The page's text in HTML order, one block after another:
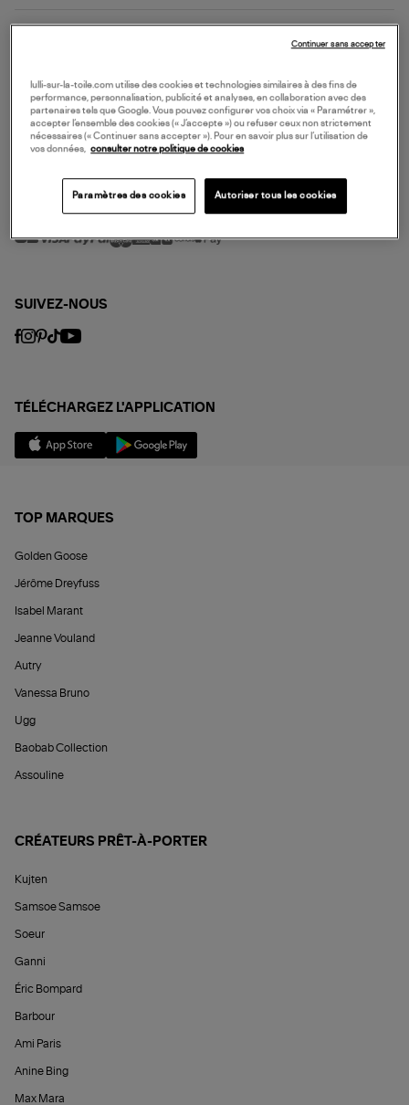
NOS SERVICES
SERVICE CLIENT
MODE DE PAIEMENT
SUIVEZ-NOUS
TÉLÉCHARGEZ L'APPLICATION
TOP MARQUES
Golden Goose
Jérôme Dreyfuss
Isabel Marant
Jeanne Vouland
Autry
Vanessa Bruno
Ugg
Baobab Collection
Assouline
CRÉATEURS PRÊT-À-PORTER
Kujten
Samsoe Samsoe
Soeur
Ganni
Éric Bompard
Barbour
Ami Paris
Anine Bing
Max Mara
lulli-sur-la-toile.com utilise des cookies et technologies similaires à des fins de
performance, personnalisation, publicité et analyses, en collaboration avec des
partenaires tels que Google. Vous pouvez configurer vos choix via « Paramétrer »,
accepter l’ensemble des cookies (« J’accepte ») ou refuser ceux non strictement
nécessaires (« Continuer sans accepter »). Pour en savoir plus sur l’utilisation de
vos données,
consulter notre politique de cookies
Paramètres des cookies Autoriser tous les cookies
Continuer sans accepter